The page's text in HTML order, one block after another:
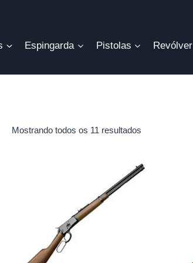
Espingarda Pistolas Revólver
Mostrando todos os 11 resultados